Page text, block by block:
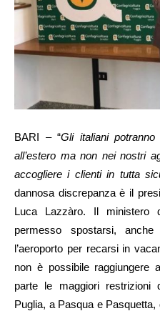
BARI – “Gli italiani
all’estero ma non nei nostri
accogliere i clienti in tutta
dannosa discrepanza è il
Luca Lazzàro. Il ministero
permesso spostarsi,
l’aeroporto per recarsi in
non è possibile raggiungere
parte le maggiori restrizioni
Puglia, a Pasqua e